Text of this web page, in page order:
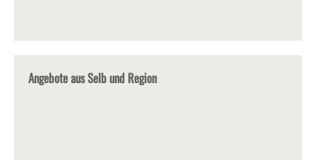
Angebote aus Selb und Region